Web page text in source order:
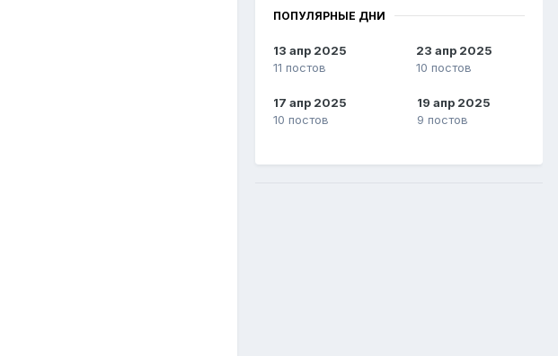
ПОПУЛЯРНЫЕ ДНИ
13 апр 2025
11 постов
23 апр 2025
10 постов
17 апр 2025
10 постов
19 апр 2025
9 постов